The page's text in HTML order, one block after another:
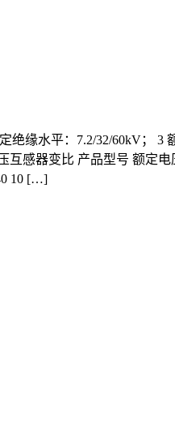
缘水平：7.2/32/60kV； 3
互感器变比 产品型号 额定
10 […]